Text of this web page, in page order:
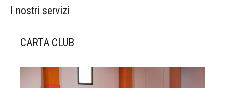
I nostri servizi
CARTA CLUB